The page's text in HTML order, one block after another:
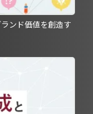
ンド価値を創造す